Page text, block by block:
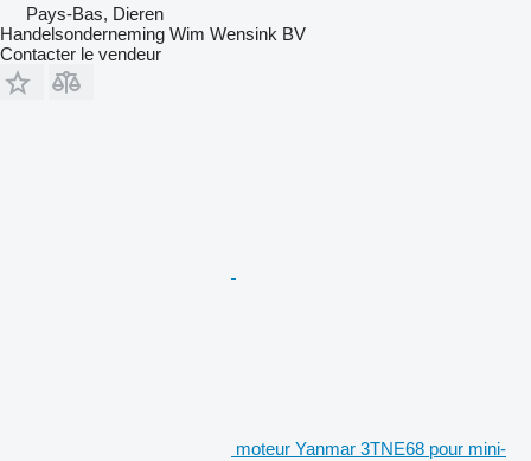
Pays-Bas, Dieren
Handelsonderneming Wim Wensink BV
Contacter le vendeur
moteur Yanmar 3TNE68 pour mini-